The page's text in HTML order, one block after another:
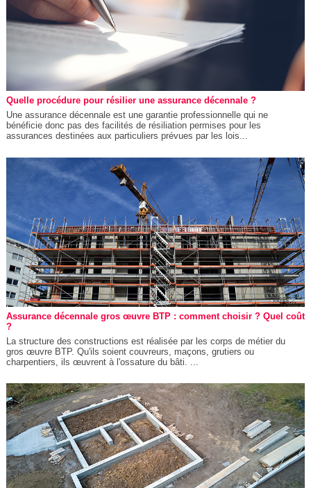
Quelle procédure pour résilier une assurance décennale ?
Une assurance décennale est une garantie professionnelle qui ne
bénéficie donc pas des facilités de résiliation permises pour les
assurances destinées aux particuliers prévues par les lois...
Assurance décennale gros œuvre BTP : comment choisir ? Quel coût
?
La structure des constructions est réalisée par les corps de métier du
gros œuvre BTP. Qu'ils soient couvreurs, maçons, grutiers ou
charpentiers, ils œuvrent à l'ossature du bâti. ...